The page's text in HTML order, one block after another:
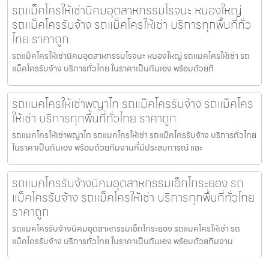
รถแม็คโครให้เช่านิคมอุตสาหกรรมโรจนะ หนองใหญ่
รถแม็คโครรับจ้าง รถแม็คโครให้เช่า บริการทุกพื้นที่ทั่ว
ไทย ราคาถูก
รถแม็คโครให้เช่านิคมอุตสาหกรรมโรจนะ หนองใหญ่ รถแมคโครให้เช่า รถ
แม็คโครรับจ้าง บริการทั่วไทย ในราคาเป็นกันเอง พร้อมด้วยที
รถแมคโครให้เช่าพญาไท รถแม็คโครรับจ้าง รถแม็คโคร
ให้เช่า บริการทุกพื้นที่ทั่วไทย ราคาถูก
รถแมคโครให้เช่าพญาไท รถแมคโครให้เช่า รถแม็คโครรับจ้าง บริการทั่วไทย
ในราคาเป็นกันเอง พร้อมด้วยทีมงานที่มีประสบการณ์ และ
รถแมคโครรับจ้างนิคมอุตสาหกรรมเอ็กโกระยอง รถ
แม็คโครรับจ้าง รถแม็คโครให้เช่า บริการทุกพื้นที่ทั่วไทย
ราคาถูก
รถแมคโครรับจ้างนิคมอุตสาหกรรมเอ็กโกระยอง รถแมคโครให้เช่า รถ
แม็คโครรับจ้าง บริการทั่วไทย ในราคาเป็นกันเอง พร้อมด้วยทีมงาน